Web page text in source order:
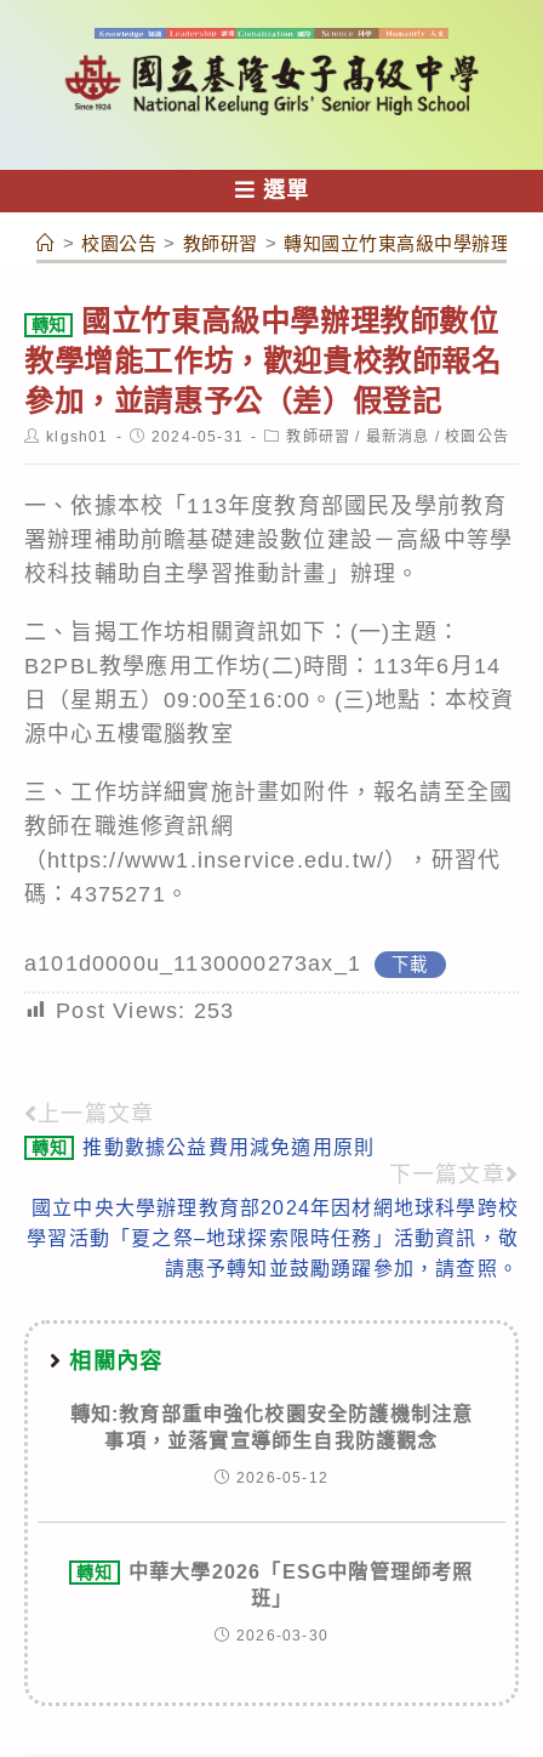
容
選單
> 校園公告 > 教師研習 > 轉知國立竹東高級中學辦理教
轉知
國立竹東高級中學辦理教師數位
教學增能工作坊，歡迎貴校教師報名
參加，並請惠予公（差）假登記
Postklgsh01
Post2024-05-31
Post教師研習 / 最新消息 / 校園公告
一、依據本校「113年度教育部國民及學前教育
署辦理補助前瞻基礎建設數位建設－高級中等學
校科技輔助自主學習推動計畫」辦理。
二、旨揭工作坊相關資訊如下：(一)主題：
B2PBL教學應用工作坊(二)時間：113年6月14
日（星期五）09:00至16:00。(三)地點：本校資
源中心五樓電腦教室
三、工作坊詳細實施計畫如附件，報名請至全國
教師在職進修資訊網
（https://www1.inservice.edu.tw/），研習代
碼：4375271。
a101d0000u_1130000273ax_1 下載
Post Views: 253
Read
more
articles
上一篇文章
轉知 推動數據公益費用減免適用原則
下一篇文章
國立中央大學辦理教育部2024年因材網地球科學跨校
學習活動「夏之祭–地球探索限時任務」活動資訊，敬
請惠予轉知並鼓勵踴躍參加，請查照。
相關內容
轉知:教育部重申強化校園安全防護機制注意
事項，並落實宣導師生自我防護觀念
2026-05-12
轉知
中華大學2026「ESG中階管理師考照
班」
2026-03-30